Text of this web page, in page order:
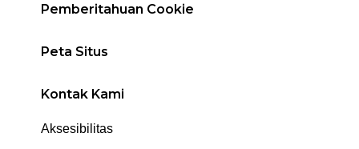
Pemberitahuan Cookie
Peta Situs
Kontak Kami
Aksesibilitas